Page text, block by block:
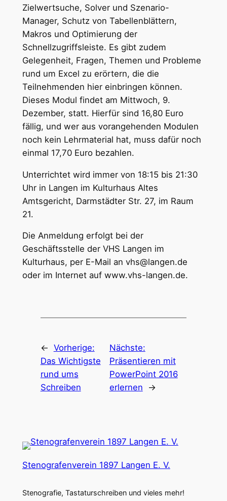
Zielwertsuche, Solver und Szenario-
Manager, Schutz von Tabellenblättern,
Makros und Optimierung der
Schnellzugriffsleiste. Es gibt zudem
Gelegenheit, Fragen, Themen und Probleme
rund um Excel zu erörtern, die die
Teilnehmenden hier einbringen können.
Dieses Modul findet am Mittwoch, 9.
Dezember, statt. Hierfür sind 16,80 Euro
fällig, und wer aus vorangehenden Modulen
noch kein Lehrmaterial hat, muss dafür noch
einmal 17,70 Euro bezahlen.
Unterrichtet wird immer von 18:15 bis 21:30
Uhr in Langen im Kulturhaus Altes
Amtsgericht, Darmstädter Str. 27, im Raum
21.
Die Anmeldung erfolgt bei der
Geschäftsstelle der VHS Langen im
Kulturhaus, per E-Mail an vhs@langen.de
oder im Internet auf www.vhs-langen.de.
← Vorherige:
Das Wichtigste
rund ums
Schreiben
Nächste:
Präsentieren mit
PowerPoint 2016
erlernen
→
Stenografenverein 1897 Langen E. V.
Stenografie, Tastaturschreiben und vieles mehr!